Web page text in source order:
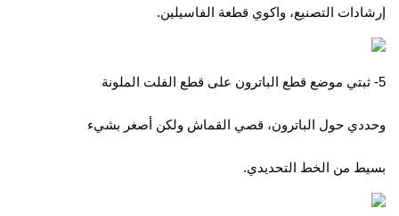
إرشادات التصنيع، واكوي قطعة الفاسيلين.
5- ثبتي موضع قطع الباترون على قطع الفلت الملونة
وحددي حول الباترون، قصي القماش ولكن أصغر بشيء
بسيط من الخط التحديدي.